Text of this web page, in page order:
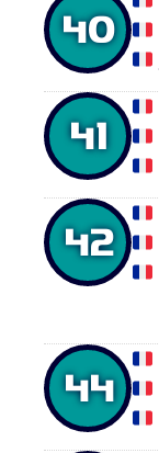
40
41
42
44